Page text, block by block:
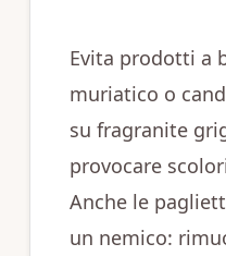
Evita prodotti a
muriatico o
su fragranite
provocare
Anche le
un nemico: